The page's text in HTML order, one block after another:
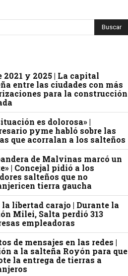
2021 y 2025 | La capital
entre las ciudades con más
para la construcción
es dolorosa» |
pyme habló sobre las
que acorralan a los salteños
de Malvinas marcó un
| Concejal pidió a los
salteños que no
tierra gaucha
libertad carajo | Durante la
Milei, Salta perdió 313
empleadoras
de mensajes en las redes |
a la salteña Royón para que
la entrega de tierras a